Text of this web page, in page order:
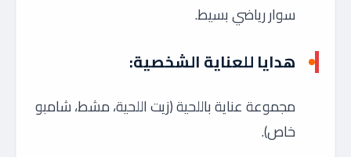
سوار رياضي بسيط.
هدايا للعناية الشخصية:
مجموعة عناية باللحية (زيت اللحية، مشط، شامبو
خاص).